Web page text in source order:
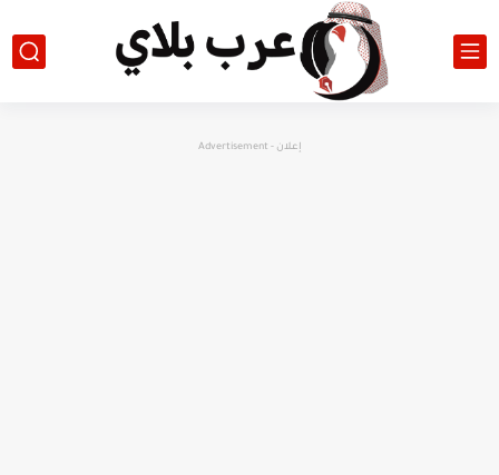
إعلان - Advertisement